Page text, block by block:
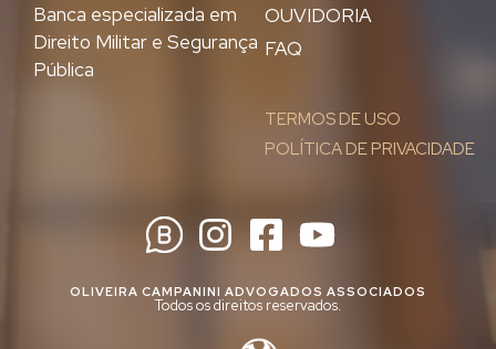
OUVIDORIA
FAQ
TERMOS DE USO
POLÍTICA DE PRIVACIDADE
Banca especializada em
Direito Militar e Segurança
Pública
OLIVEIRA CAMPANINI ADVOGADOS ASSOCIADOS
Todos os direitos reservados.